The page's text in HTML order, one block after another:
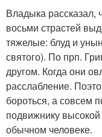
Владыка рассказал,
восьми страстей
тяжелые: блуд и
святого). По прп.
другом. Когда они
расслабление.
бороться, а совсем
подвижнику
обычном человеке.